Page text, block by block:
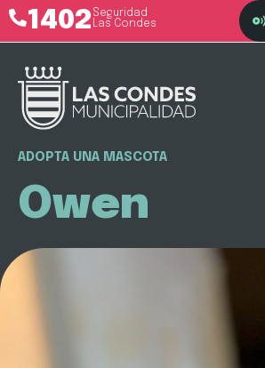
1402 Seguridad
Las Condes
ADOPTA UNA MASCOTA
Owen